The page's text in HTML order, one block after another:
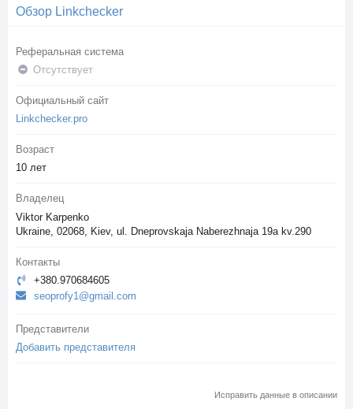
Обзор Linkchecker
Реферальная система
Отсутствует
Официальный сайт
Linkchecker.pro
Возраст
10 лет
Владелец
Viktor Karpenko
Ukraine, 02068, Kiev, ul. Dneprovskaja Naberezhnaja 19a kv.290
Контакты
+380.970684605
seoprofy1@gmail.com
Представители
Добавить представителя
Исправить данные в описании